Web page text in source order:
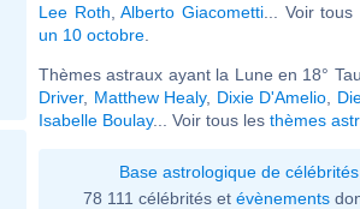
Lee Roth ,Alberto Giacometti... Voir
un 10 octobre
Thèmes astraux ayant la Lune en 18°
Driver, Matthew Healy, Dixie D'Amelio
Isabelle Boulay... Voir tous les thèmes
Base astrologique de célébrités
78 111 célébrités et évènements